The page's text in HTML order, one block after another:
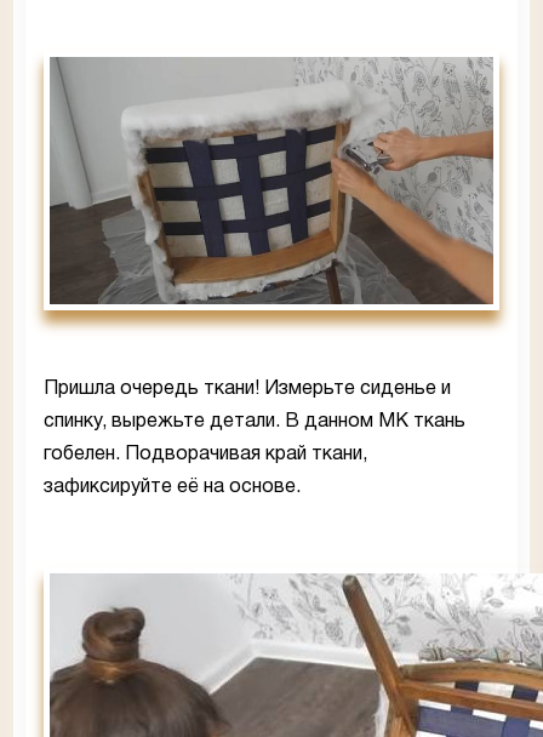
Пришла очередь ткани! Измерьте сиденье и
спинку, вырежьте детали. В данном МК ткань
гобелен. Подворачивая край ткани,
зафиксируйте её на основе.